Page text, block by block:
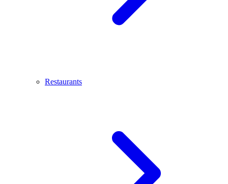
Restaurants